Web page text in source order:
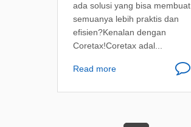
ada solusi yang bisa membuat
semuanya lebih praktis dan
efisien?Kenalan dengan
Coretax!Coretax adal...
Read more